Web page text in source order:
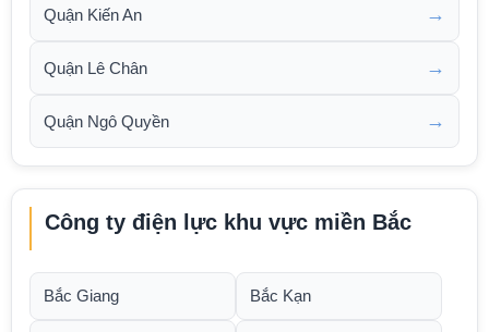
Quận Kiến An →
Quận Lê Chân →
Quận Ngô Quyền →
Công ty điện lực khu vực miền Bắc
Bắc Giang Bắc Kạn